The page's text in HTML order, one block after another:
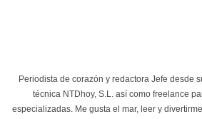
Periodista de corazón y redactora Jefe desde
técnica NTDhoy, S.L. así como freelance
especializadas. Me gusta el mar, leer y